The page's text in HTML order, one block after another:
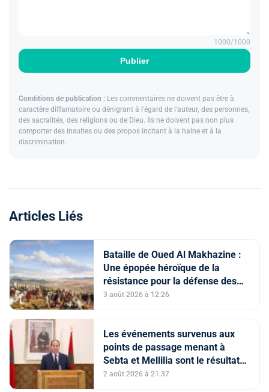
Publier
1000/1000
Conditions de publication : Les commentaires ne doivent pas être à
caractère diffamatoire ou dénigrant à l'égard de l'auteur, des personnes,
des sacralités, des religions ou de Dieu. Ils ne doivent pas non plus
comporter des insultes ou des propos incitant à la haine et à la
discrimination.
Articles Liés
Bataille de Oued Al Makhazine :
Une épopée héroïque de la
résistance pour la défense des
constantes nationales
3 août 2026 à 12:26
Les événements survenus aux
points de passage menant à
Sebta et Mellilia sont le résultat
de facteurs intriqués, dont
2 août 2026 à 21:37